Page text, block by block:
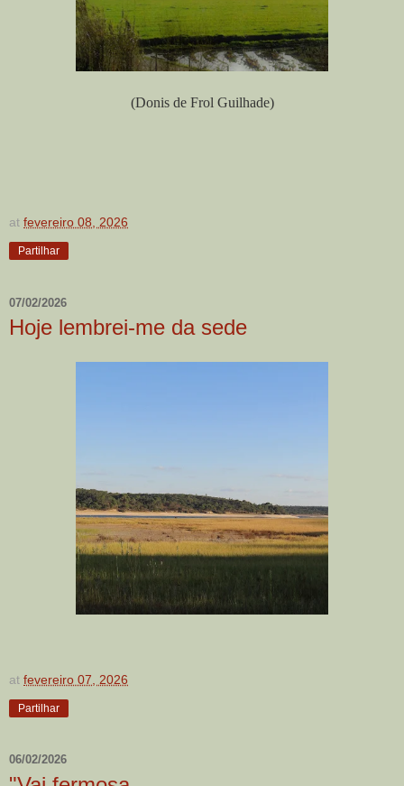
(Donis de Frol Guilhade)
at fevereiro 08, 2026
Partilhar
07/02/2026
Hoje lembrei-me da sede
at fevereiro 07, 2026
Partilhar
06/02/2026